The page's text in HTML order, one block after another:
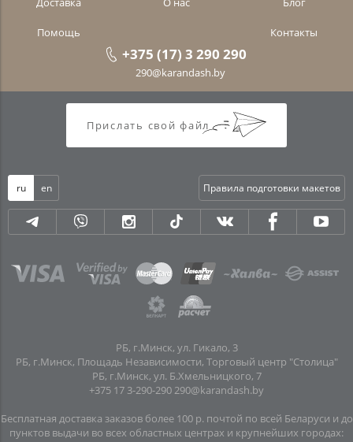
Помощь Контакты
+375 (17) 3 290 290
290@karandash.by
Прислать свой файл
ru en Правила подготовки макетов
РБ, г.Минск, ул. Гикало, 3
РБ, г.Минск, Площадь Независимости, Торговый центр "Столица"
РБ, г.Минск, ул. Б.Хмельницкого, 7
+375 17 3-290-290 290@karandash.by
Бесплатная доставка заказов более 100 р. почтой по всей Беларуси и до
пунктов выдачи во всех областных центрах и крупнейших городах: